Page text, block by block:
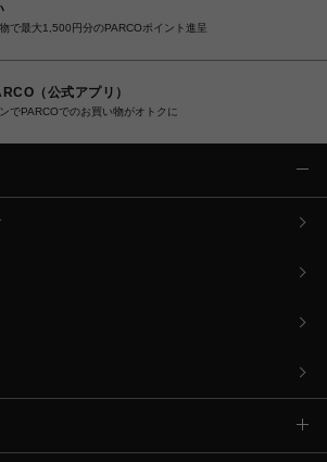
で最大1,500円分のPARCOポイント進呈
（公式アプリ）
でPARCOでのお買い物がオトクに